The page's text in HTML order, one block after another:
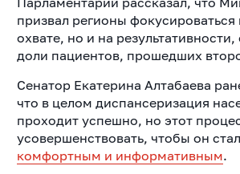
призвал регионы фокусироваться
охвате, но и на
доли пациентов, прошедших
Сенатор Екатерина Алтабаева
что в целом диспансеризация
проходит успешно, но этот
усовершенствовать, чтобы он стал
комфортным и информативным.